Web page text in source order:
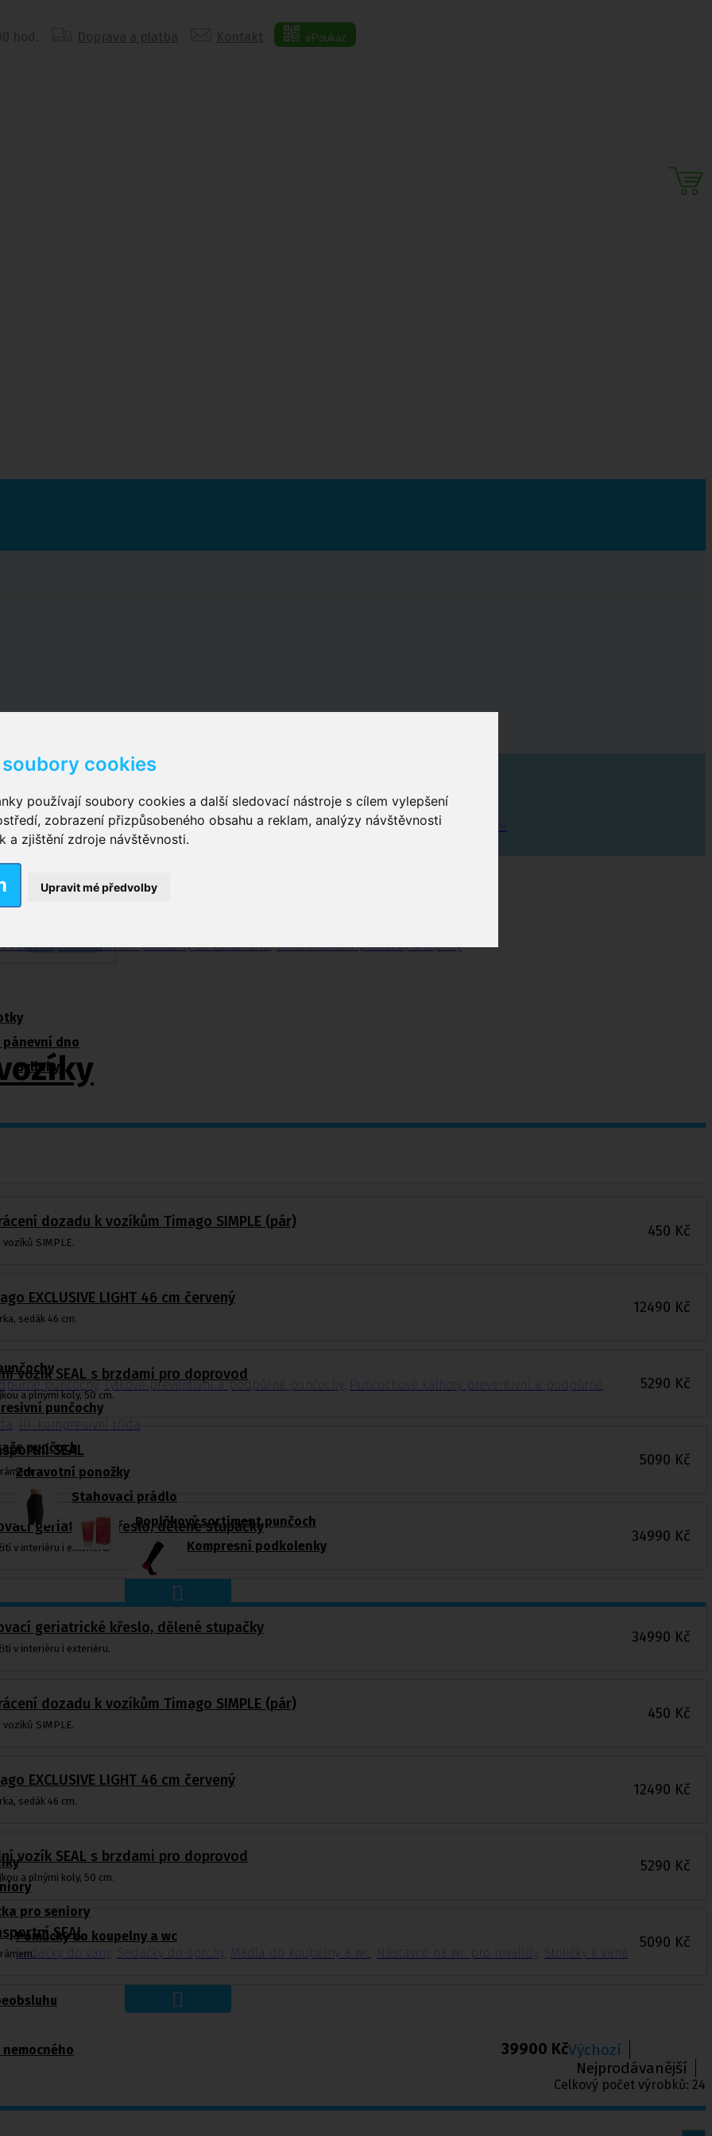
cookies
používají soubory cookies a další sledovací nástroje s cílem vylepšení
zobrazení přizpůsobeného obsahu a reklam, analýzy návštěvnosti
a zjištění zdroje návštěvnosti.
Upravit mé předvolby
hod. ePoukaz
kalhotky zalepovací,Inkontinenční kalhotky dámské ,Inkontinenční kalhotky pro muže
vložky pro muže
inkontinenční plavky
záložek,Inkontinenční podložky se záložkami,Inkontinenční podložky s lepítky
pánevní dno
Bylinky
punčochy,Lýtkové preventivní a podpůrné punčochy,
Punčochové kalhoty preventivní a podpůrné
punčochy
,
III. kompresivní třída
punčoch
Zdravotní ponožky
Stahovací prádlo
Doplňkový sortiment punčoch
Kompresní podkolenky
pro seniory
Pomůcky do koupelny a wc
Sedačky do vany, Sedačky do sprchy, Madla do koupelny a wc , Nástavce na wc pro invalidy,
Stoličky k vaně
nemocného
641
039
dozadu k vozíkům Timago SIMPLE (pár)
SIMPLE.
450 Kč
EXCLUSIVE LIGHT 46 cm červený
sedák 46 cm.
12490 Kč
vozík SEAL s brzdami pro doprovod
a plnými koly, 50 cm.
5290 Kč
SEAL
5090 Kč
geriatrické křeslo, dělené stupačky
v interiéru i exteriéru.
34990 Kč
geriatrické křeslo, dělené stupačky
v interiéru i exteriéru.
34990 Kč
dozadu k vozíkům Timago SIMPLE (pár)
SIMPLE.
450 Kč
EXCLUSIVE LIGHT 46 cm červený
sedák 46 cm.
12490 Kč
vozík SEAL s brzdami pro doprovod
a plnými koly, 50 cm.
5290 Kč
SEAL
5090 Kč
39900 KčVýchozí
Nejprodávanější
Celkový počet výrobků: 24